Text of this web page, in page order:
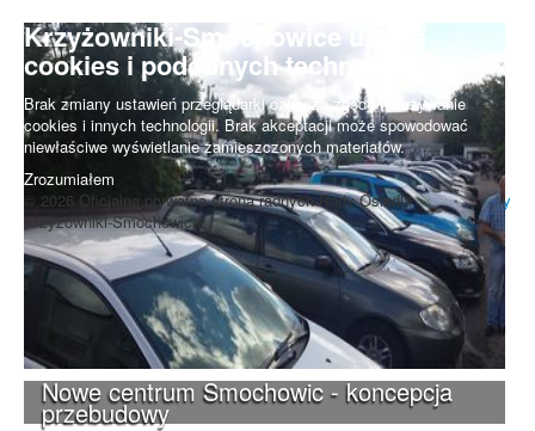
Nowe centrum Smochowic - koncepcja
przebudowy
Krzyżowniki-Smochowice używa
cookies i podobnych technologii.
Brak zmiany ustawień przeglądarki oznacza zgodę na używanie
cookies i innych technologii. Brak akceptacji może spowodować
niewłaściwe wyświetlanie zamieszczonych materiałów.
Zrozumiałem
Do góry
© 2026 Oficjalna prywatna strona radnych Rady Osiedla
Krzyżowniki-Smochowice.